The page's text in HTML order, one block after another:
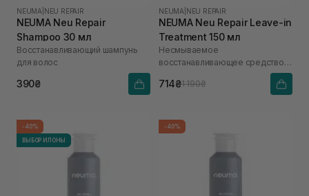
NEUMA NEU REPAIR
NEUMA Neu Repair
Shampoo 30 мл
Восстанавливающий шампунь
для волос
390₴
NEUMA NEU REPAIR
NEUMA Neu Repair Leave-in
Treatment 150 мл
Несмываемое
восстанавливающее средство
714₴1 190₴
-40%
ВЫБОР ИЛОНЫ
-40%